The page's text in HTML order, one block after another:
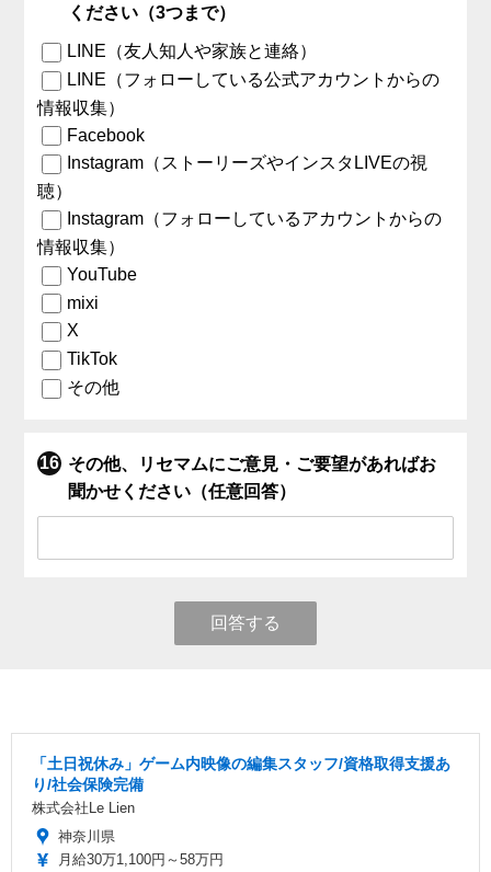
ください（3つまで）
LINE（友人知人や家族と連絡）
LINE（フォローしている公式アカウントからの
情報収集）
Facebook
Instagram（ストーリーズやインスタLIVEの視
聴）
Instagram（フォローしているアカウントからの
情報収集）
YouTube
mixi
X
TikTok
その他
その他、リセマムにご意見・ご要望があればお
聞かせください（任意回答）
回答する
「土日祝休み」ゲーム内映像の編集スタッフ/資格取得支援あ
り/社会保険完備
株式会社Le Lien
神奈川県
月給30万1,100円～58万円